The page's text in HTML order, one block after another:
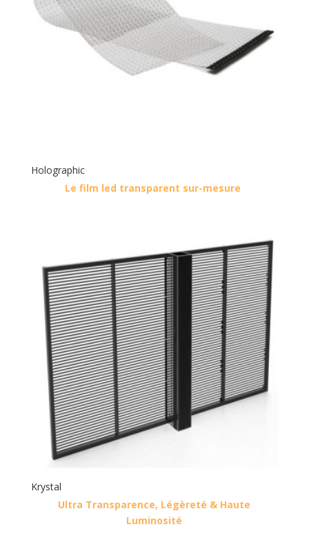
Holographic
Le film led transparent sur-mesure
Krystal
Ultra Transparence, Légèreté & Haute
Luminosité